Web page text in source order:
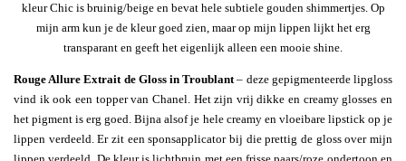
kleur Chic is bruinig/beige en bevat hele subtiele gouden shimmertjes. Op
mijn arm kun je de kleur goed zien, maar op mijn lippen lijkt het erg
transparant en geeft het eigenlijk alleen een mooie shine.
Rouge Allure Extrait de Gloss in Troublant– deze gepigmenteerde lipgloss
vind ik ook een topper van Chanel. Het zijn vrij dikke en creamy glosses en
het pigment is erg goed. Bijna alsof je hele creamy en vloeibare lipstick op je
lippen verdeeld. Er zit een sponsapplicator bij die prettig de gloss over mijn